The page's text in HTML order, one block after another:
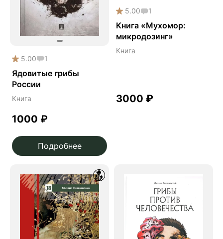
5.00 1
Ядовитые грибы
России
Книга
1000 ₽
Подробнее
5.00 1
Книга «Мухомор:
микродозинг»
Книга
3000 ₽